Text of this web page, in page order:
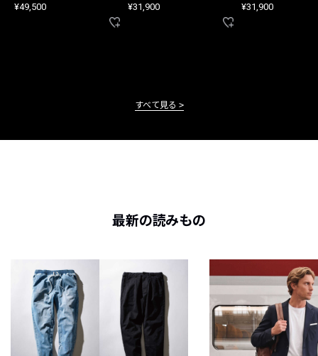
¥49,500 ¥31,900 ¥31,900
すべて見る
最新の読みもの